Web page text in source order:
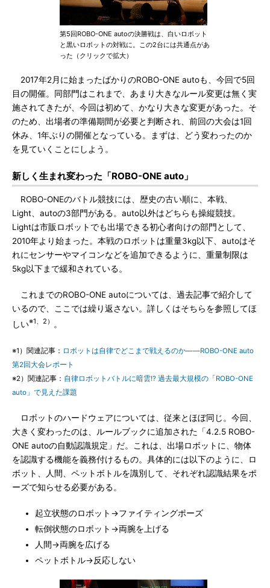
第5回ROBO-ONE autoの決勝戦は、白いロボット
と黒いロボットの対戦に。この2台には共通点があ
った（クリックで拡大）
2017年2月に始まったばかりのROBO-ONE autoも、今回で5回
目の開催。同部門はこれまで、あまり大きなルール変更は無く実
施されてきたが、今回は初めて、かなり大きな変更があった。そ
のため、出場者の準備期間が必要と判断され、前回の大会は1回
休み、1年ぶりの開催となっている。まずは、どう変わったのか
を見ていくことにしよう。
新しく生まれ変わった「ROBO-ONE auto」
ROBO-ONEのバトル競技には、歴史の古い順に、本戦、
Light、autoの3部門がある。auto以外はどちらも操縦競技。
Lightは市販ロボットでも出場できる初心者向けの部門として、
2010年より始まった。本戦のロボットは重量3kg以下、autoはそ
れにセンサーやマイコンなどを追加できるように、重量制限は
5kg以下まで緩和されている。
これまでのROBO-ONE autoについては、過去記事で紹介して
いるので、ここでは繰り返さない。詳しくはそちらを参照してほ
しい※1、2） 。
※1）関連記事： ロボットは自律でどこまで戦えるのか――ROBO-ONE auto
第2回大会レポート
※2）関連記事： 自律ロボットバトルに暗雲!? 過去最大規模の「ROBO-ONE
auto」で見えた課題
ロボットのハードウェアについては、従来とほぼ同じ。今回、
大きく変わったのは、ルールブックに追加された「4.2.5 ROBO-
ONE autoの自動認識規定」だ。これは、出場ロボットに、物体
を認識する機能を義務付けるもの。具体的には以下のように、ロ
ボット、人間、ペットボトルを識別して、それぞれ認識結果をポ
ーズで知らせる必要がある。
起立状態のロボット→ファイティングポーズ
転倒状態のロボット→両腕を上げる
人間→両腕を広げる
ペットボトル→反応しない